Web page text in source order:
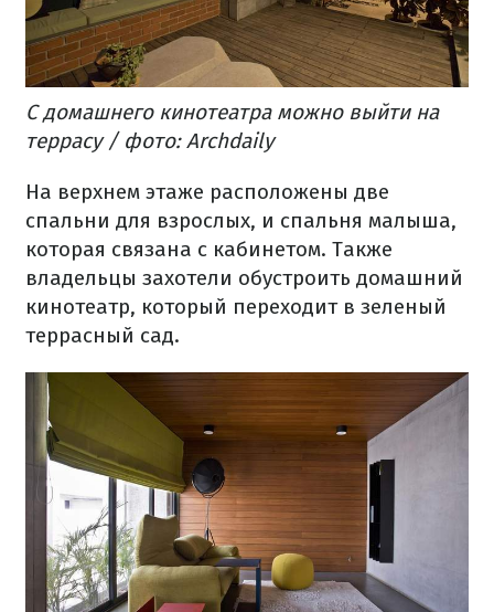
С домашнего кинотеатра можно выйти на
террасу / фото: Archdaily
На верхнем этаже расположены две
спальни для взрослых, и спальня малыша,
которая связана с кабинетом. Также
владельцы захотели обустроить домашний
кинотеатр, который переходит в зеленый
террасный сад.